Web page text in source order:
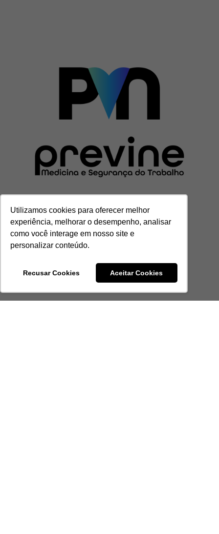
Utilizamos cookies para oferecer melhor
experiência, melhorar o desempenho, analisar
como você interage em nosso site e
personalizar conteúdo.
Recusar Cookies Aceitar Cookies